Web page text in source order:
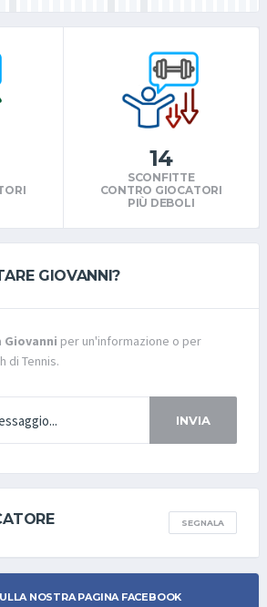
14
SCONFITTE
CONTRO GIOCATORI
PIÙ DEBOLI
GIOVANNI?
Giovanni per un'informazione o per
di Tennis.
INVIA
SEGNALA
NOSTRA PAGINA FACEBOOK